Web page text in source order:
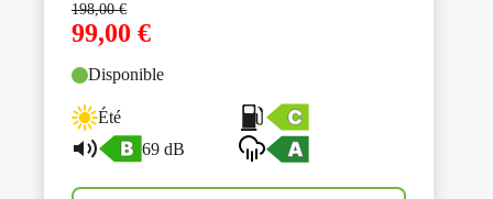
198,00€
99,00 €
Disponible
Été
69 dB